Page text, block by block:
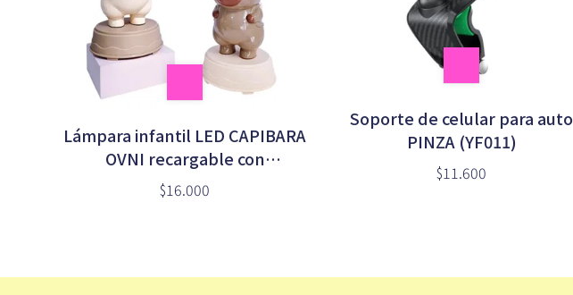
Lámpara infantil LED CAPIBARA
OVNI recargable con
sacapuntas (LED-83061)
$16.000
Soporte de celular para auto
PINZA (YF011)
$11.600